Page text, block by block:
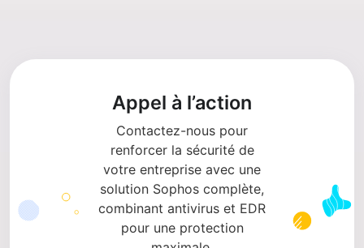
Appel à l’action
Contactez-nous pour
renforcer la sécurité de
votre entreprise avec une
solution Sophos complète,
combinant antivirus et EDR
pour une protection